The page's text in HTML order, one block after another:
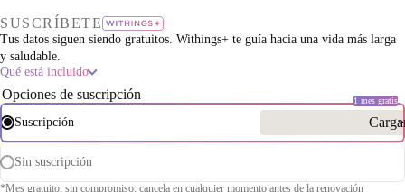
SUSCRÍBETE
Tus datos siguen siendo gratuitos. Withings+ te guía hacia una vida más larga
y saludable.
Qué está incluido
Opciones de suscripción
Suscripción
1 mes gratis
Sin suscripción
*Mes gratuito, sin compromiso: cancela en cualquier momento antes de la renovación